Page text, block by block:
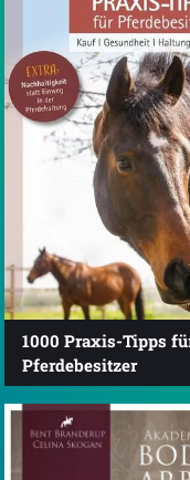
1000 Praxis-Tipps
Pferdebesitzer